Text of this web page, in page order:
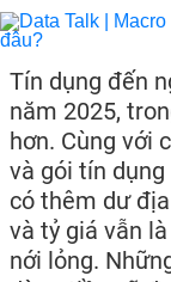
Tín dụng đến
năm 2025,
hơn. Cùng với
và gói tín
có thêm dư
và tỷ giá vẫn
nới lỏng.